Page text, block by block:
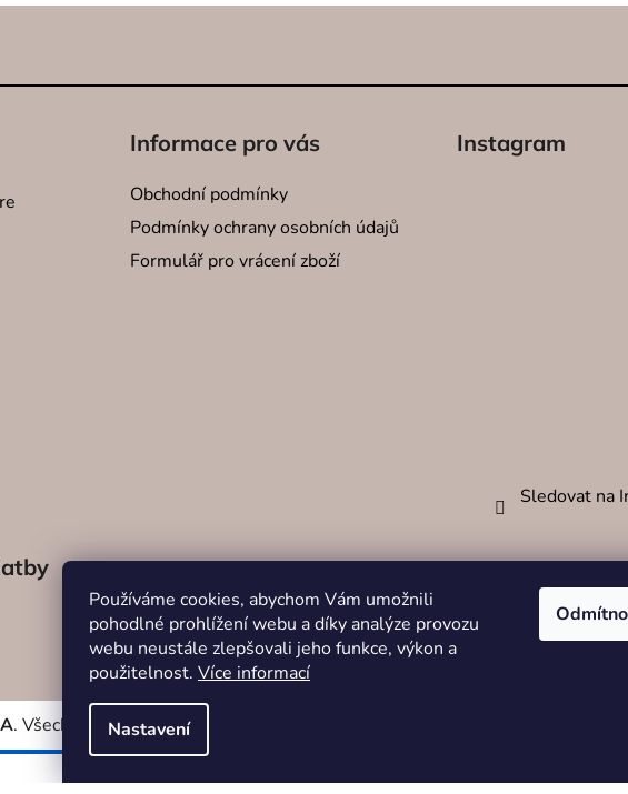
Používáme cookies, abychom Vám umožnili
pohodlné prohlížení webu a díky analýze provozu
webu neustále zlepšovali jeho funkce, výkon a
použitelnost. Více informací
Nastavení
Informace pro vás
Obchodní podmínky
Podmínky ochrany osobních údajů
Formulář pro vrácení zboží
Instagram
Sledovat na
. Všechna práva vyhrazena.